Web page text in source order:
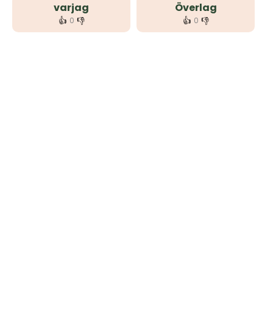
varjag
👍 0 👎
Överlag
👍 0 👎